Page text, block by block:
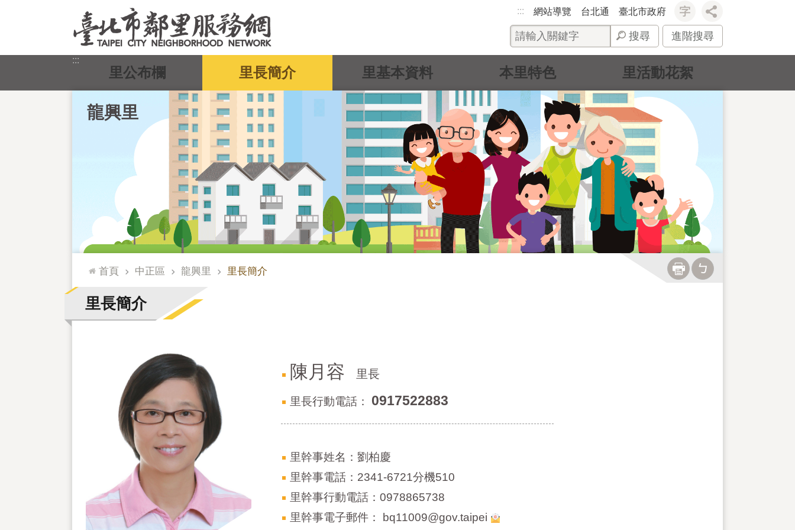
::: 網站導覽 台北通 臺北市政府
搜尋 進階搜尋
:::
龍興里
里公布欄 里長簡介 里基本資料 本里特色 里活動花絮
::: 首頁 中正區 龍興里 里長簡介
里長簡介
陳月容 里長
里長行動電話： 0917522883
里幹事姓名：劉柏慶
里幹事電話：2341-6721分機510
里幹事行動電話：0978865738
里幹事電子郵件：
bq11009@gov.taipei